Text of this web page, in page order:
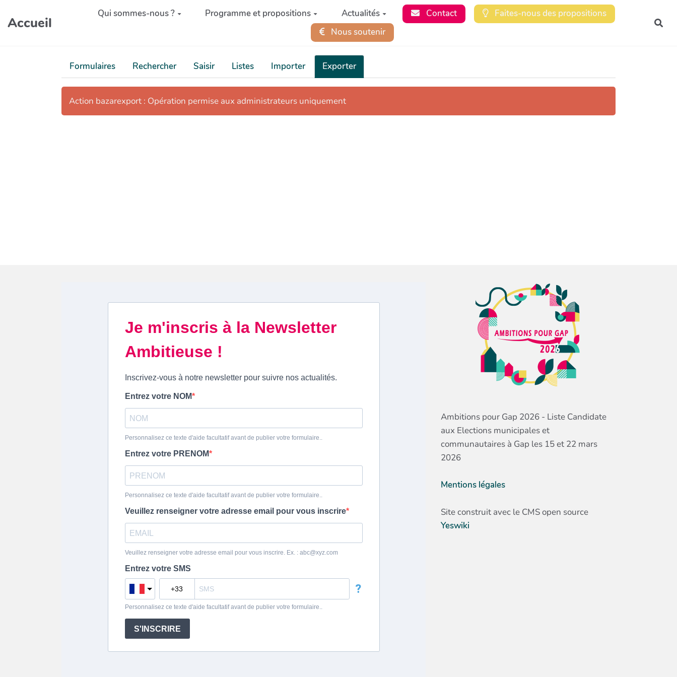
Aller au contenu principal
Accueil
Qui sommes-nous ? Programme et propositions Actualités Contact
Faites-nous des propositions
Nous soutenir
Formulaires Rechercher Saisir Listes Importer Exporter
Action bazarexport : Opération permise aux administrateurs uniquement
Ambitions pour Gap 2026 - Liste Candidate
aux Elections municipales et
communautaires à Gap les 15 et 22 mars
2026
Mentions légales
Site construit avec le CMS open source
Yeswiki